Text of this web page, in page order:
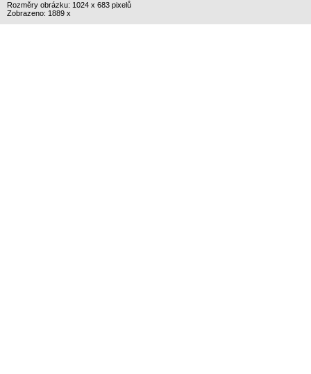
Rozměry obrázku: 1024 x 683 pixelů
Zobrazeno: 1889 x